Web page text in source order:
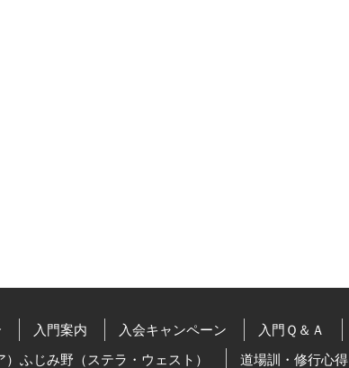
入門案内 入会キャンペーン 入門Ｑ＆Ａ
）ふじみ野（ステラ・ウェスト） 道場訓・修行心得